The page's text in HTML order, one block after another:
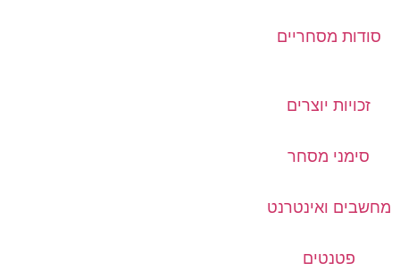
סודות מסחריים
זכויות יוצרים
סימני מסחר
מחשבים ואינטרנט
פטנטים